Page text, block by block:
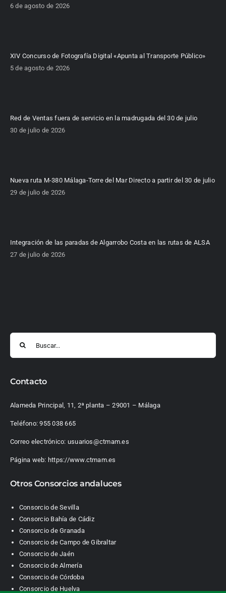
6 de agosto de 2026
XIV Concurso de Fotografía Digital «Apunta al Transporte Público»
5 de agosto de 2026
Red de Ventas fuera de servicio en la madrugada del 30 de julio
30 de julio de 2026
Nueva ruta M-380 Málaga-Torre del Mar Directo a partir del 30 de julio
29 de julio de 2026
Integración de las paradas de Algarrobo Costa en las rutas de ALSA
27 de julio de 2026
Contacto
Alameda Principal, 11, 2ª planta – 29001 – Málaga
Teléfono:955 038 665
Correo electrónico: usuarios@ctmam.es
Página web: https://www.ctmam.es
Otros Consorcios andaluces
Consorcio de Sevilla
Consorcio Bahía de Cádiz
Consorcio de Granada
Consorcio de Campo de Gibraltar
Consorcio de Jaén
Consorcio de Almería
Consorcio de Córdoba
Consorcio de Huelva